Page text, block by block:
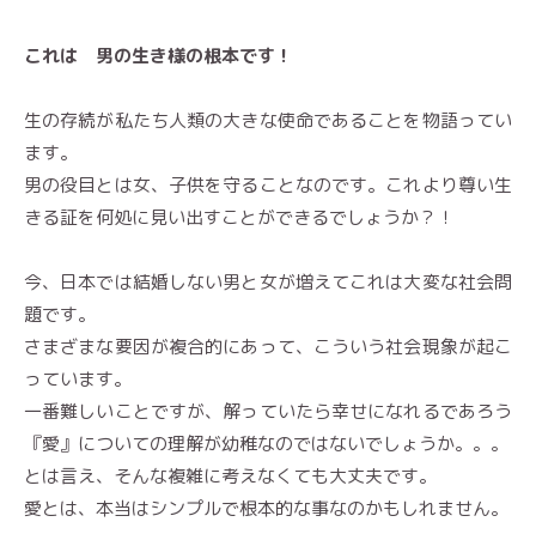
これは 男の生き様の根本です！
生の存続が私たち人類の大きな使命であることを物語ってい
ます。
男の役目とは女、子供を守ることなのです。これより尊い生
きる証を何処に見い出すことができるでしょうか？！
今、日本では結婚しない男と女が増えてこれは大変な社会問
題です。
さまざまな要因が複合的にあって、こういう社会現象が起こ
っています。
一番難しいことですが、解っていたら幸せになれるであろう
『愛』についての理解が幼稚なのではないでしょうか。。。
とは言え、そんな複雑に考えなくても大丈夫です。
愛とは、本当はシンプルで根本的な事なのかもしれません。